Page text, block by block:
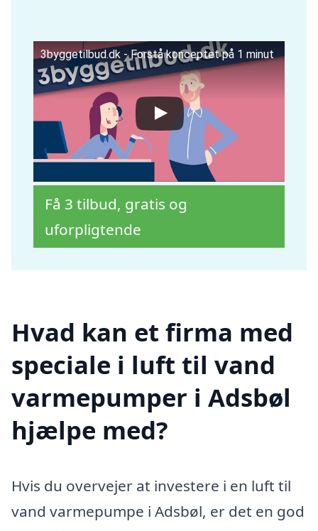
3byggetilbud.dk - Forstå konceptet på 1 minut
Få 3 tilbud, gratis og
uforpligtende
Hvad kan et firma med
speciale i luft til vand
varmepumper i Adsbøl
hjælpe med?
Hvis du overvejer at investere i en luft til
vand varmepumpe i Adsbøl, er det en god